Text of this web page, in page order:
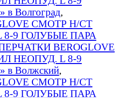
Волгоград,
СМОТР Н/СТ
9 ГОЛУБЫЕ ПАРА
BEROGLOVE
НЕОПУД. L 8-9
Волжский,
СМОТР Н/СТ
9 ГОЛУБЫЕ ПАРА